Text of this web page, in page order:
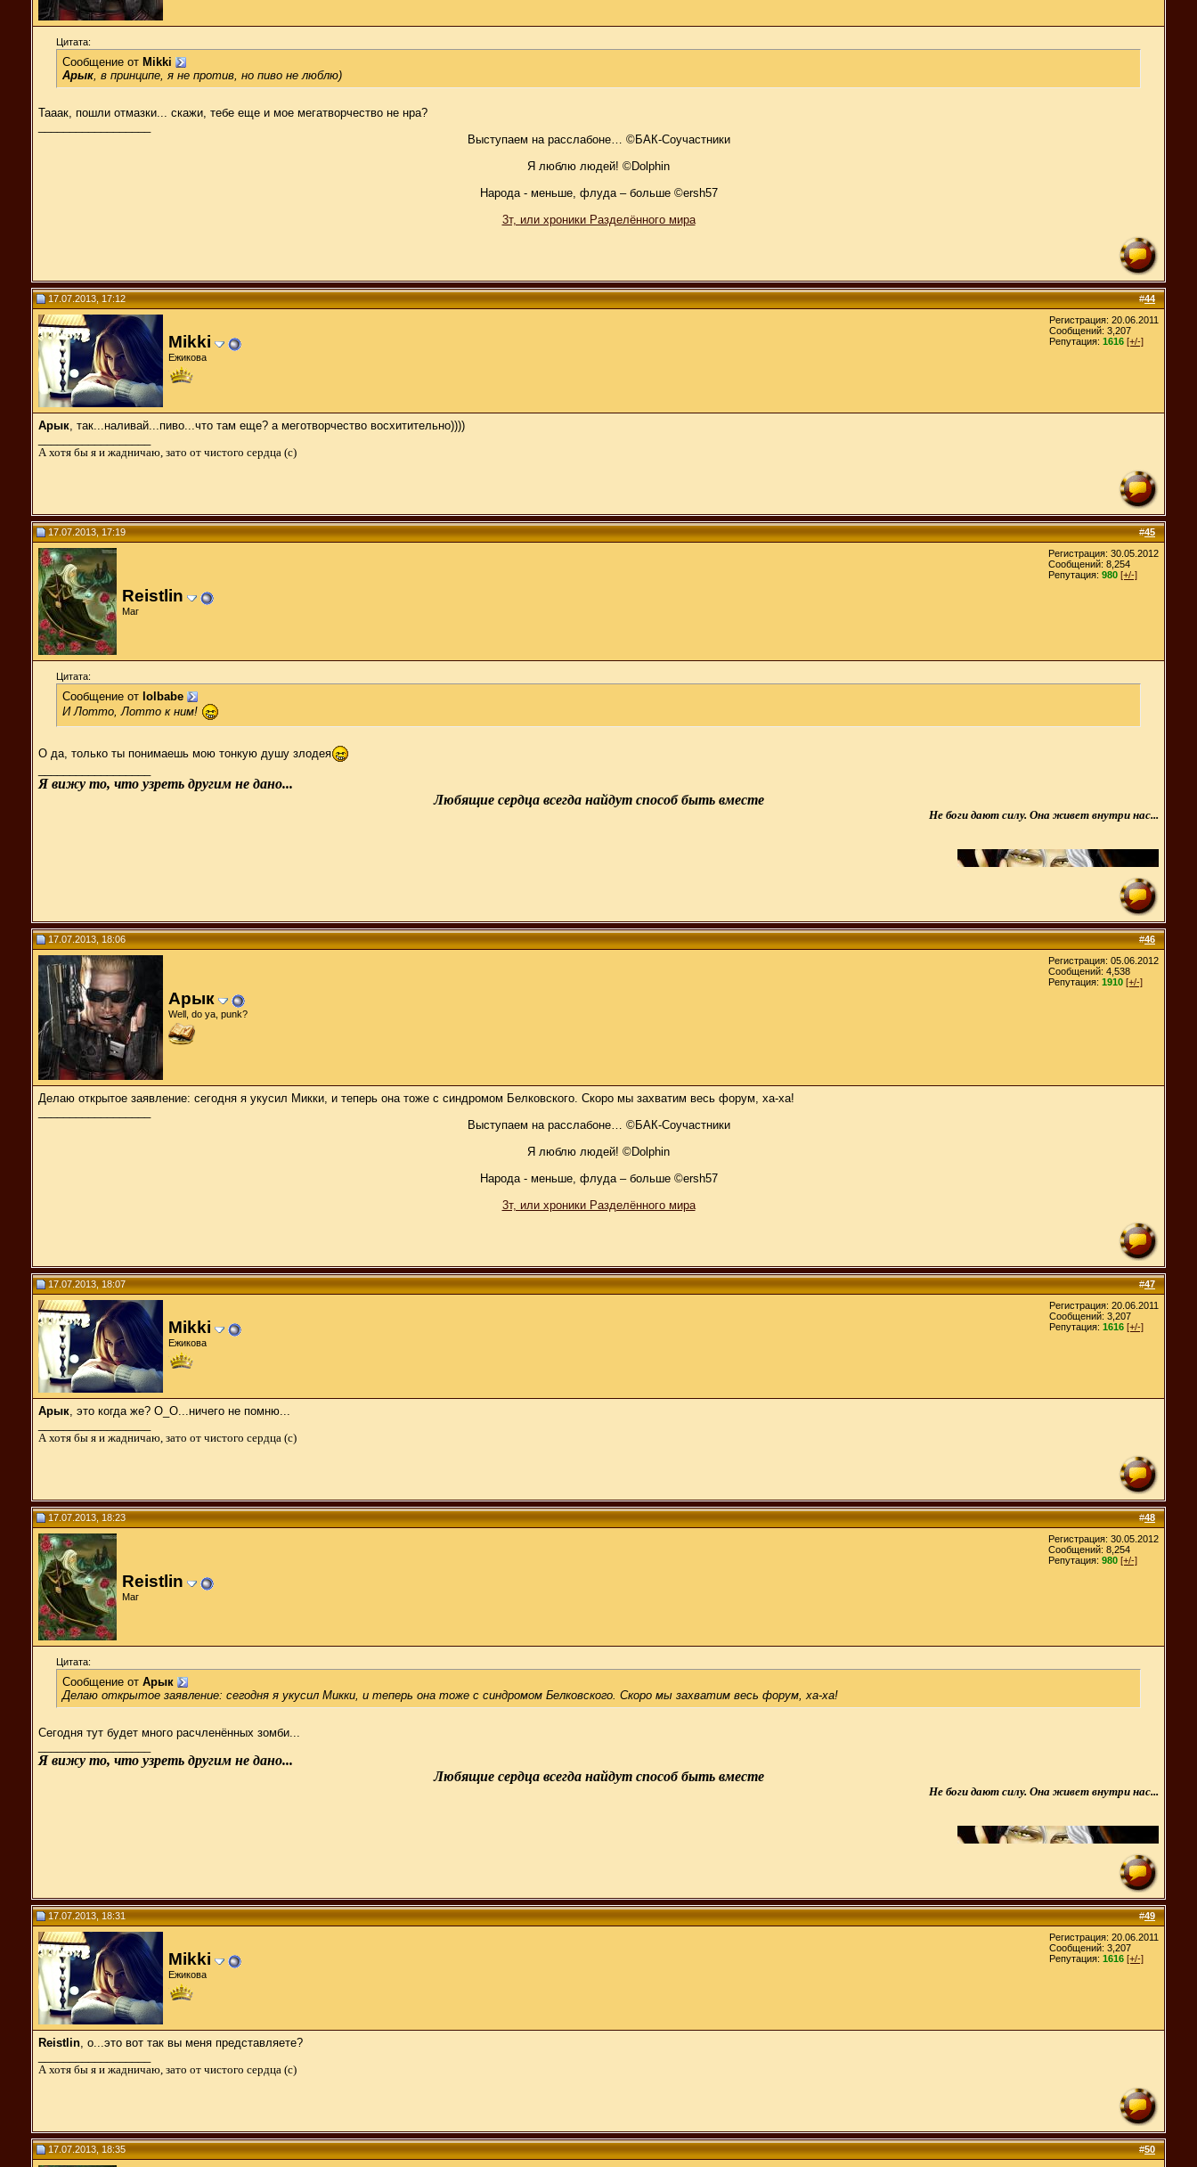
Цитата:
Сообщение от Mikki
Арык , в принципе, я не против, но пиво не люблю)
Тааак, пошли отмазки... скажи, тебе еще и мое мегатворчество не нра?
Выступаем на расслабоне… ©БАК-Соучастники
Я люблю людей! ©Dolphin
Народа - меньше, флуда – больше ©ersh57
3т, или хроники Разделённого мира
#44
17.07.2013, 17:12
Mikki
Ежикова
Регистрация: 20.06.2011
Сообщений: 3,207
Репутация: 1616 [+/-]
Арык , так...наливай...пиво...что там еще? а меготворчество восхитительно))))
А хотя бы я и жадничаю, зато от чистого сердца (с)
#45
17.07.2013, 17:19
Reistlin
Маг
Регистрация: 30.05.2012
Сообщений: 8,254
Репутация: 980 [+/-]
Цитата:
Сообщение от lolbabe
И Лотто, Лотто к ним!
О да, только ты понимаешь мою тонкую душу злодея
Я вижу то, что узреть другим не дано...
Любящие сердца всегда найдут способ быть вместе
Не боги дают силу. Она живет внутри нас...
#46
17.07.2013, 18:06
Арык
Well, do ya, punk?
Регистрация: 05.06.2012
Сообщений: 4,538
Репутация: 1910 [+/-]
Делаю открытое заявление: сегодня я укусил Микки, и теперь она тоже с синдромом Белковского. Скоро мы захватим весь форум, ха-ха!
Выступаем на расслабоне… ©БАК-Соучастники
Я люблю людей! ©Dolphin
Народа - меньше, флуда – больше ©ersh57
3т, или хроники Разделённого мира
#47
17.07.2013, 18:07
Mikki
Ежикова
Регистрация: 20.06.2011
Сообщений: 3,207
Репутация: 1616 [+/-]
Арык , это когда же? О_О...ничего не помню...
А хотя бы я и жадничаю, зато от чистого сердца (с)
#48
17.07.2013, 18:23
Reistlin
Маг
Регистрация: 30.05.2012
Сообщений: 8,254
Репутация: 980 [+/-]
Цитата:
Сообщение от Арык
Делаю открытое заявление: сегодня я укусил Микки, и теперь она тоже с синдромом Белковского. Скоро мы захватим весь форум, ха-ха!
Сегодня тут будет много расчленённых зомби...
Я вижу то, что узреть другим не дано...
Любящие сердца всегда найдут способ быть вместе
Не боги дают силу. Она живет внутри нас...
#49
17.07.2013, 18:31
Mikki
Ежикова
Регистрация: 20.06.2011
Сообщений: 3,207
Репутация: 1616 [+/-]
Reistlin , о...это вот так вы меня представляете?
А хотя бы я и жадничаю, зато от чистого сердца (с)
#50
17.07.2013, 18:35